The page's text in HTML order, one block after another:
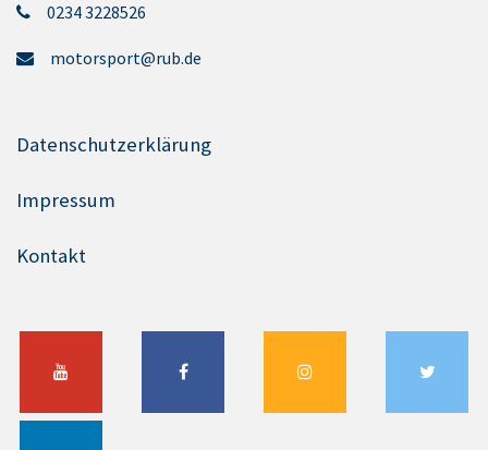
0234 3228526
motorsport@rub.de
Datenschutzerklärung
Impressum
Kontakt